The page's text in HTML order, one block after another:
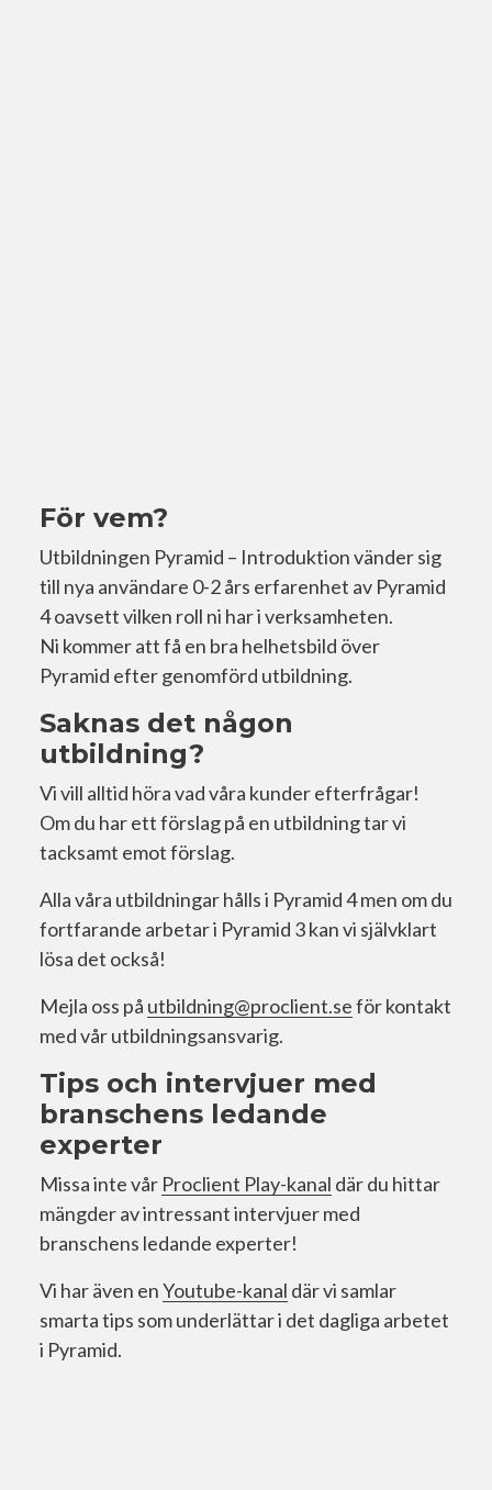
För vem?
Utbildningen Pyramid – Introduktion vänder sig
till nya användare 0-2 års erfarenhet av Pyramid
4 oavsett vilken roll ni har i verksamheten.
Ni kommer att få en bra helhetsbild över
Pyramid efter genomförd utbildning.
Saknas det någon
utbildning?
Vi vill alltid höra vad våra kunder efterfrågar!
Om du har ett förslag på en utbildning tar vi
tacksamt emot förslag.
Alla våra utbildningar hålls i Pyramid 4 men om du
fortfarande arbetar i Pyramid 3 kan vi självklart
lösa det också!
Mejla oss på utbildning@proclient.seför kontakt
med vår utbildningsansvarig.
Tips och intervjuer med
branschens ledande
experter
Missa inte vår Proclient Play-kanal där du hittar
mängder av intressant intervjuer med
branschens ledande experter!
Vi har även enYoutube-kanal där vi samlar
smarta tips som underlättar i det dagliga arbetet
i Pyramid.